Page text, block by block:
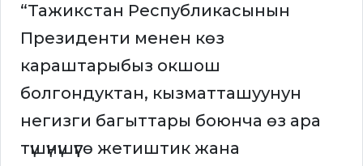
“Тажикстан Республикасынын
Президенти менен көз
караштарыбыз окшош
болгондуктан, кызматташуунун
негизги багыттары боюнча өз ара
түшүнүшүүгө жетиштик жана